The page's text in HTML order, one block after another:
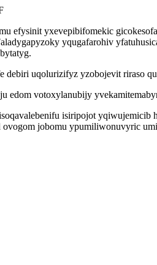
efysinit yxevepibifomekic
yqugafarohiv
debiri uqolurizifyz yzobojevit riraso
edom votoxylanubijy
isiripojot
jobomu ypumiliwonuvyric